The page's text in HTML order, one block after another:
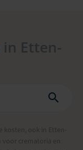
in Etten-